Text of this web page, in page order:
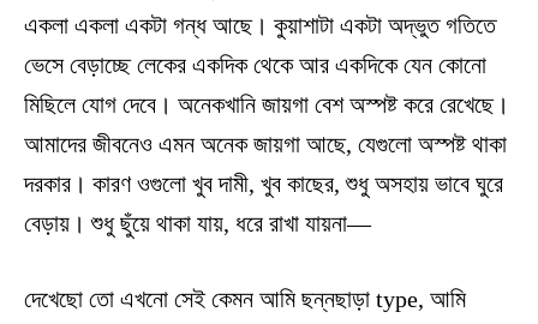
একলা একলা একটা গন্ধ আছে। কুয়াশাটা একটা অদ্ভুত গতিতে
ভেসে বেড়াচ্ছে লেকের একদিক থেকে আর একদিকে যেন কোনো
মিছিলে যোগ দেবে। অনেকখানি জায়গা বেশ অস্পষ্ট করে রেখেছে।
আমাদের জীবনেও এমন অনেক জায়গা আছে, যেগুলো অস্পষ্ট থাকা
দরকার। কারণ ওগুলো খুব দামী, খুব কাছের, শুধু অসহায় ভাবে ঘুরে
বেড়ায়। শুধু ছুঁয়ে থাকা যায়, ধরে রাখা যায়না—
দেখেছো তো এখনো সেই কেমন আমি ছন্নছাড়া type, আমি